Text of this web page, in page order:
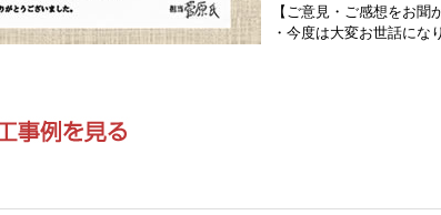
【ご意見・ご感想をお聞
・今度は大変お世話にな